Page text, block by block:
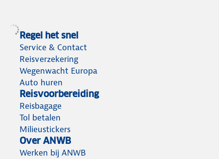
Regel het snel
Service & Contact
Reisverzekering
Wegenwacht Europa
Auto huren
Reisvoorbereiding
Reisbagage
Tol betalen
Milieustickers
Over ANWB
Werken bij ANWB